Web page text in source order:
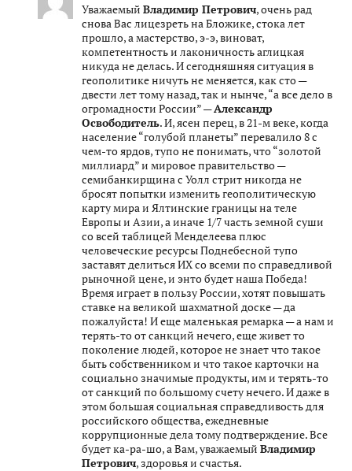
Уважаемый Владимир Петрович, очень рад
снова Вас лицезреть на Бложике, стока лет
прошло, а мастерство, э-э, виноват,
компетентность и лаконичность аглицкая
никуда не делась. И сегодняшняя ситуация в
геополитике ничуть не меняется, как сто —
двести лет тому назад, так и нынче, “а все дело в
огромадности России” —Александр
Освободитель. И, ясен перец, в 21-м веке, когда
население “голубой планеты” перевалило 8 с
чем-то ярдов, тупо не понимать, что “золотой
миллиард” и мировое правительство —
семибанкирщина с Уолл стрит никогда не
бросят попытки изменить геополитическую
карту мира и Ялтинские границы на теле
Европы и Азии, а иначе 1/7 часть земной суши
со всей таблицей Менделеева плюс
человеческие ресурсы Поднебесной тупо
заставят делиться ИХ со всеми по справедливой
рыночной цене, и энто будет наша Победа!
Время играет в пользу России, хотят повышать
ставке на великой шахматной доске — да
пожалуйста! И еще маленькая ремарка — а нам и
терять-то от санкций нечего, еще живет то
поколение людей, которое не знает что такое
быть собственником и что такое карточки на
социально значимые продукты, им и терять-то
от санкций по большому счету нечего. И даже в
этом большая социальная справедливость для
российского общества, ежедневные
коррупционные дела тому подтверждение. Все
будет ка-ра-шо, а Вам, уважаемый Владимир
Петрович, здоровья и счастья.